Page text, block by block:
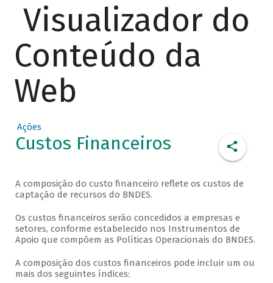
Visualizador do
Conteúdo da
Web
Ações
Custos Financeiros
A composição do custo financeiro reflete os custos de
captação de recursos do BNDES.
Os custos financeiros serão concedidos a empresas e
setores, conforme estabelecido nos Instrumentos de
Apoio que compõem as Políticas Operacionais do BNDES.
A composição dos custos financeiros pode incluir um ou
mais dos seguintes índices: